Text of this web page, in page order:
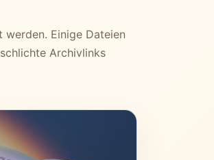
Einige Dateien
Archivlinks